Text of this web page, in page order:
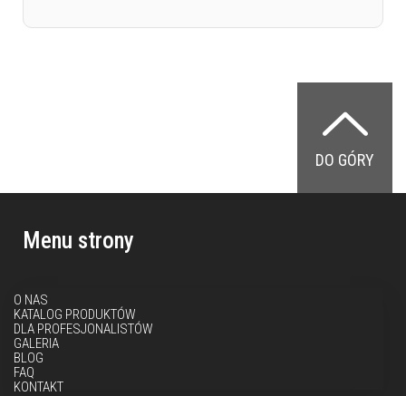
DO GÓRY
Menu strony
O NAS
KATALOG PRODUKTÓW
DLA PROFESJONALISTÓW
GALERIA
BLOG
FAQ
KONTAKT